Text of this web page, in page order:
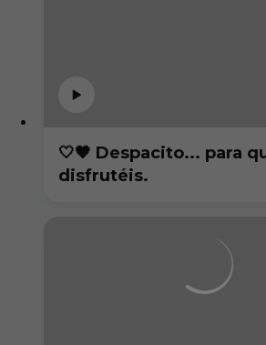
🤍🖤 Despacito... para
disfrutéis.